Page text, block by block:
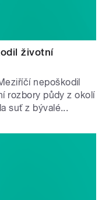
životní
nepoškodil
rozbory půdy z okolí
suť z bývalé...